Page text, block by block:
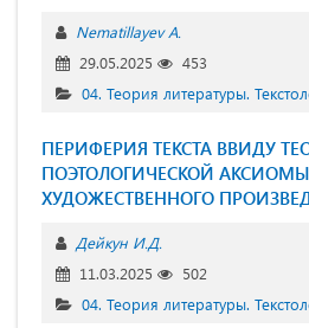
Nematillayev A.
29.05.2025
453
04. Теория литературы.
ПЕРИФЕРИЯ ТЕКСТА ВВИДУ
ПОЭТОЛОГИЧЕСКОЙ
ХУДОЖЕСТВЕННОГО
Дейкун И.Д.
11.03.2025
502
04. Теория литературы.